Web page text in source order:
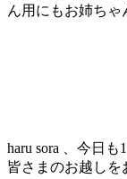
ん用にもお姉ち
haru sora 、今日も
皆さまのお越し